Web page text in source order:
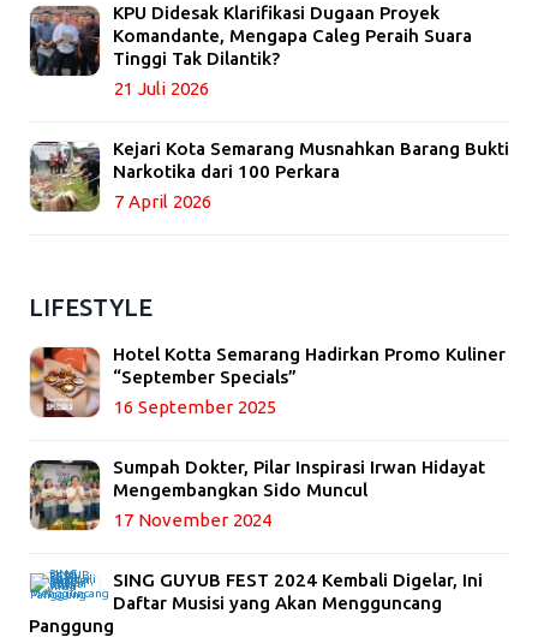
KPU Didesak Klarifikasi Dugaan Proyek
Komandante, Mengapa Caleg Peraih Suara
Tinggi Tak Dilantik?
21 Juli 2026
Kejari Kota Semarang Musnahkan Barang Bukti
Narkotika dari 100 Perkara
7 April 2026
LIFESTYLE
Hotel Kotta Semarang Hadirkan Promo Kuliner
“September Specials”
16 September 2025
Sumpah Dokter, Pilar Inspirasi Irwan Hidayat
Mengembangkan Sido Muncul
17 November 2024
SING GUYUB FEST 2024 Kembali Digelar, Ini
Daftar Musisi yang Akan Mengguncang
Panggung